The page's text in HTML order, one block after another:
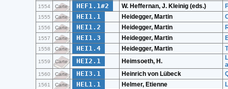
1554 Carte HEF1.1#2 W. Heffernan, J. Kleinig (eds.)
1555 Carte HEI1.1 Heidegger, Martin
1556 Carte HEI1.2 Heidegger, Martin
1557 Carte HEI1.3 Heidegger, Martin
1558 Carte HEI1.4 Heidegger, Martin
1559 Carte HEI2.1 Heimsoeth, H.
1560 Carte HEI3.1 Heinrich von Lübeck
1561 Carte HEL1.1 Helmer, Etienne